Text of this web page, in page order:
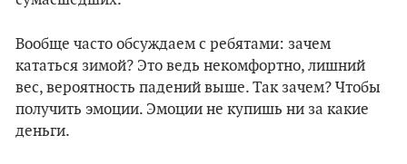
Вообще часто обсуждаем с ребятами: зачем
кататься зимой? Это ведь некомфортно, лишний
вес, вероятность падений выше. Так зачем? Чтобы
получить эмоции. Эмоции не купишь ни за какие
деньги.